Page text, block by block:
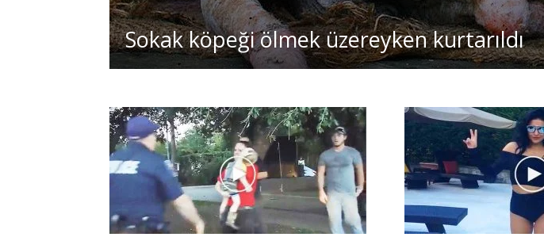
Sokak köpeği ölmek üzereyken kurtarıldı